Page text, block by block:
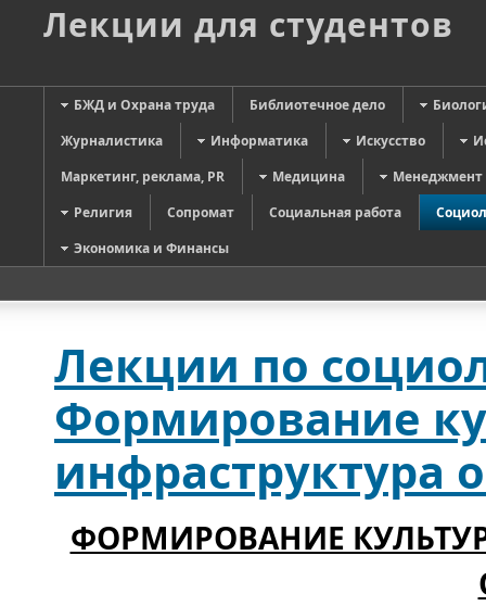
Лекции для студентов
БЖД и Охрана труда Библиотечное дело
Журналистика
Информатика Искусство
Маркетинг, реклама, PR
Медицина
Менеджмент
Религия
Сопромат Социальная работа
Экономика и Финансы
Лекции по
Формирование
инфраструктура
ФОРМИРОВАНИЕ